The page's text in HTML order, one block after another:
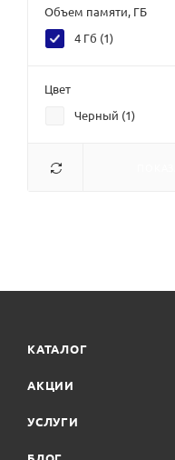
Объем памяти, ГБ
4 Гб (1)
Цвет
Черный (1)
КАТАЛОГ
АКЦИИ
УСЛУГИ